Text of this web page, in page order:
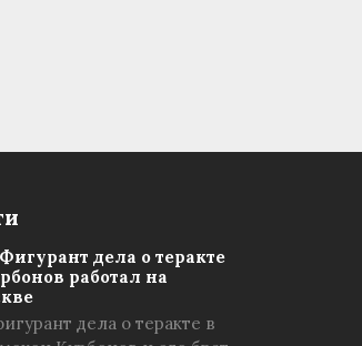
дела о теракте
работал на
дела о теракте в